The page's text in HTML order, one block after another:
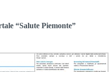
“Salute Piemonte”